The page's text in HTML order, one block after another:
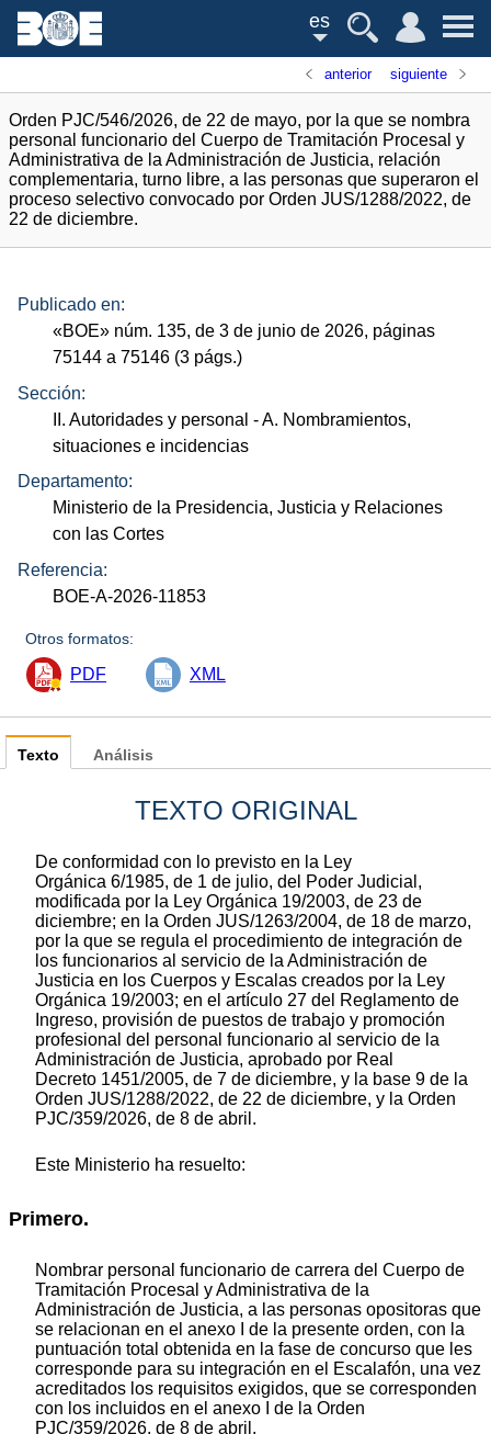
es
anterior siguiente
Orden PJC/546/2026, de 22 de mayo, por la que se nombra
personal funcionario del Cuerpo de Tramitación Procesal y
Administrativa de la Administración de Justicia, relación
complementaria, turno libre, a las personas que superaron el
proceso selectivo convocado por Orden JUS/1288/2022, de
22 de diciembre.
Publicado en:
«BOE» núm. 135, de 3 de junio de 2026, páginas
75144 a 75146 (3 págs.)
Sección:
II. Autoridades y personal - A. Nombramientos,
situaciones e incidencias
Departamento:
Ministerio de la Presidencia, Justicia y Relaciones
con las Cortes
Referencia:
BOE-A-2026-11853
Otros formatos:
PDF XML
Texto
TEXTO ORIGINAL
De conformidad con lo previsto en la Ley
Orgánica 6/1985, de 1 de julio, del Poder Judicial,
modificada por la Ley Orgánica 19/2003, de 23 de
diciembre; en la Orden JUS/1263/2004, de 18 de marzo,
por la que se regula el procedimiento de integración de
los funcionarios al servicio de la Administración de
Justicia en los Cuerpos y Escalas creados por la Ley
Orgánica 19/2003; en el artículo 27 del Reglamento de
Ingreso, provisión de puestos de trabajo y promoción
profesional del personal funcionario al servicio de la
Administración de Justicia, aprobado por Real
Decreto 1451/2005, de 7 de diciembre, y la base 9 de la
Orden JUS/1288/2022, de 22 de diciembre, y la Orden
PJC/359/2026, de 8 de abril.
Este Ministerio ha resuelto:
Primero.
Nombrar personal funcionario de carrera del Cuerpo de
Tramitación Procesal y Administrativa de la
Administración de Justicia, a las personas opositoras que
se relacionan en el anexo I de la presente orden, con la
puntuación total obtenida en la fase de concurso que les
corresponde para su integración en el Escalafón, una vez
acreditados los requisitos exigidos, que se corresponden
con los incluidos en el anexo I de la Orden
PJC/359/2026, de 8 de abril.
Análisis